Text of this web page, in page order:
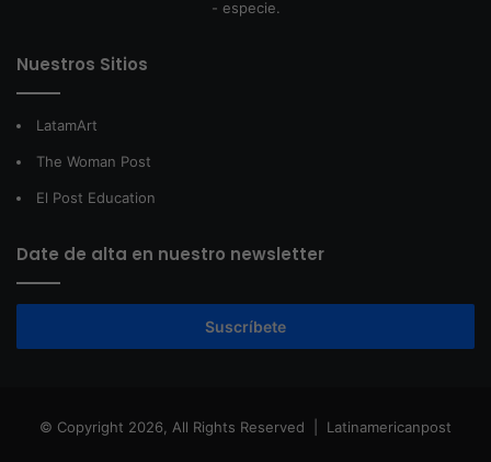
- especie.
Nuestros Sitios
LatamArt
The Woman Post
El Post Education
Date de alta en nuestro newsletter
Suscríbete
© Copyright 2026, All Rights Reserved | Latinamericanpost